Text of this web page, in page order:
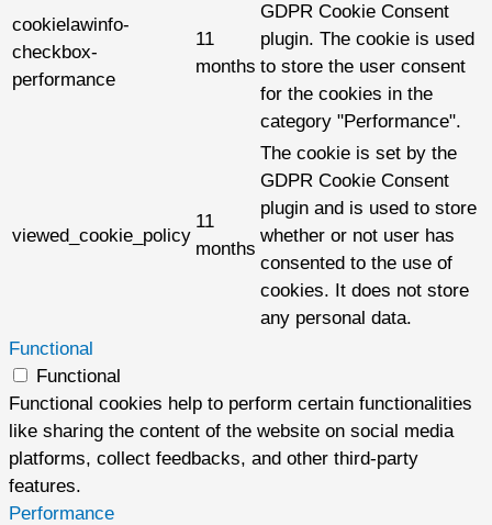
cookielawinfo-
checkbox-
performance
11
months
GDPR Cookie Consent
plugin. The cookie is used
to store the user consent
for the cookies in the
category "Performance".
viewed_cookie_policy
11
months
The cookie is set by the
GDPR Cookie Consent
plugin and is used to store
whether or not user has
consented to the use of
cookies. It does not store
any personal data.
Functional
Functional
Functional cookies help to perform certain functionalities
like sharing the content of the website on social media
platforms, collect feedbacks, and other third-party
features.
Performance